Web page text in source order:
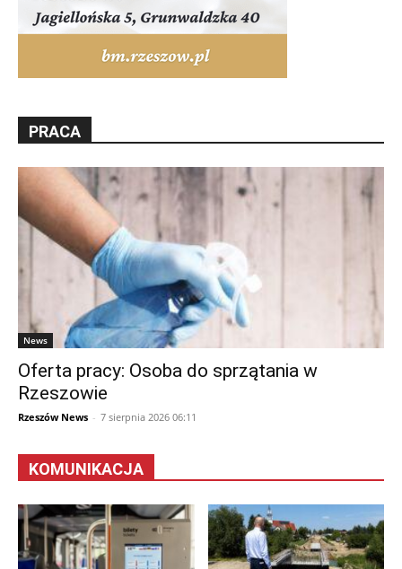
PRACA
News
Oferta pracy: Osoba do sprzątania w
Rzeszowie
Rzeszów News - 7 sierpnia 2026 06:11
KOMUNIKACJA